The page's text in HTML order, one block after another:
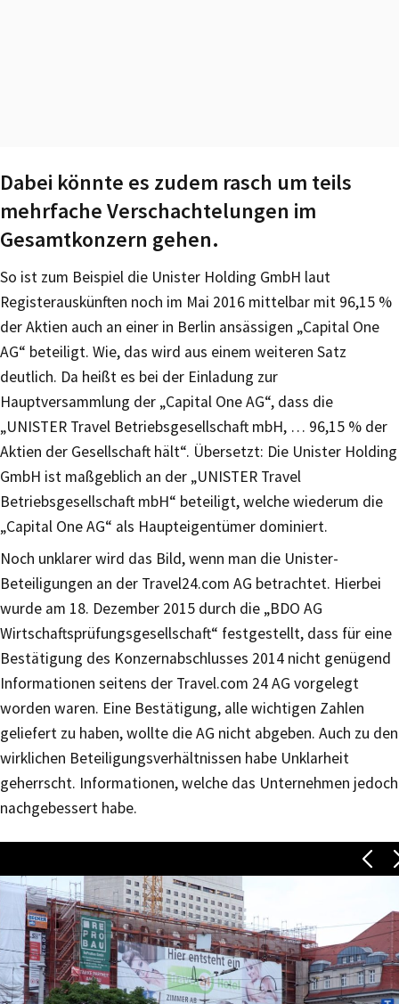
Dabei könnte es zudem rasch um teils
mehrfache Verschachtelungen im
Gesamtkonzern gehen.
So ist zum Beispiel die Unister Holding GmbH laut
Registerauskünften noch im Mai 2016 mittelbar mit 96,15 %
der Aktien auch an einer in Berlin ansässigen „Capital One
AG“ beteiligt. Wie, das wird aus einem weiteren Satz
deutlich. Da heißt es bei der Einladung zur
Hauptversammlung der „Capital One AG“, dass die
„UNISTER Travel Betriebsgesellschaft mbH, … 96,15 % der
Aktien der Gesellschaft hält“. Übersetzt: Die Unister Holding
GmbH ist maßgeblich an der „UNISTER Travel
Betriebsgesellschaft mbH“ beteiligt, welche wiederum die
„Capital One AG“ als Haupteigentümer dominiert.
Noch unklarer wird das Bild, wenn man die Unister-
Beteiligungen an der Travel24.com AG betrachtet. Hierbei
wurde am 18. Dezember 2015 durch die „BDO AG
Wirtschaftsprüfungsgesellschaft“ festgestellt, dass für eine
Bestätigung des Konzernabschlusses 2014 nicht genügend
Informationen seitens der Travel.com 24 AG vorgelegt
worden waren. Eine Bestätigung, alle wichtigen Zahlen
geliefert zu haben, wollte die AG nicht abgeben. Auch zu den
wirklichen Beteiligungsverhältnissen habe Unklarheit
geherrscht. Informationen, welche das Unternehmen jedoch
nachgebessert habe.